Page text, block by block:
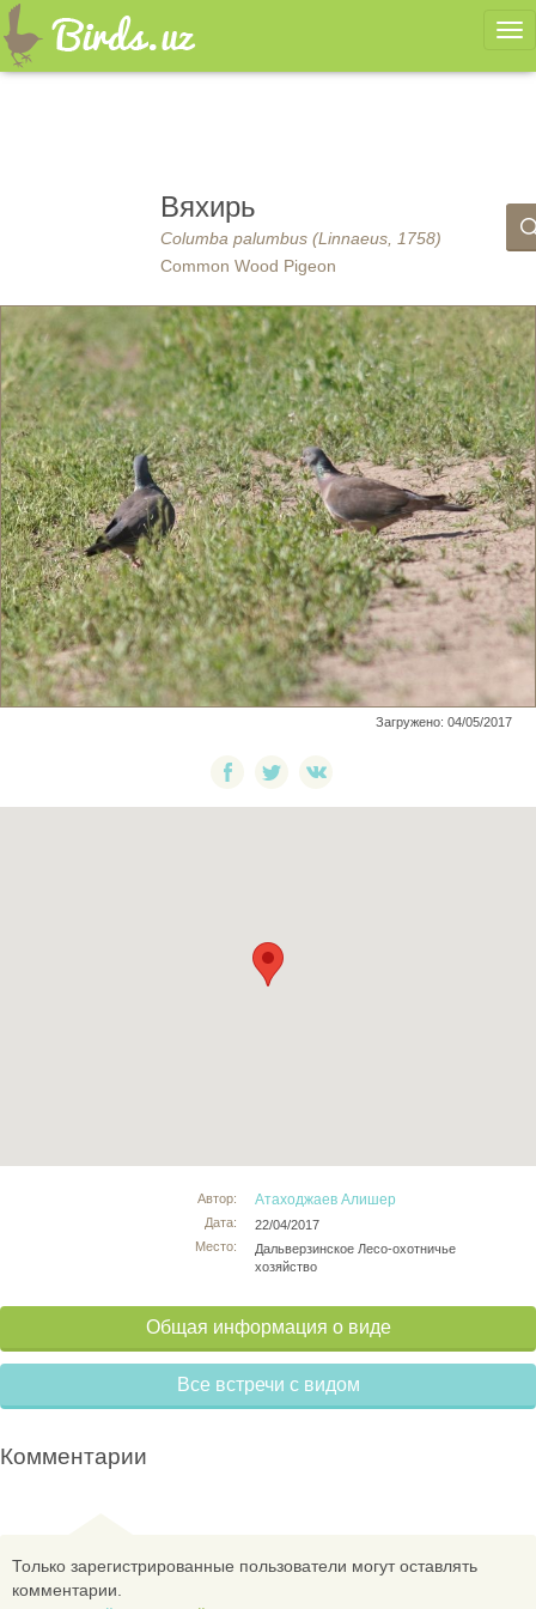
Вяхирь
Columba palumbus (Linnaeus, 1758)
Common Wood Pigeon
Загружено: 04/05/2017
Автор:
Дата:
Место:
Атаходжаев Алишер
22/04/2017
Дальверзинское Лесо-охотничье
хозяйство
Общая информация о виде
Все встречи с видом
Комментарии
Только зарегистрированные пользователи могут оставлять
комментарии.